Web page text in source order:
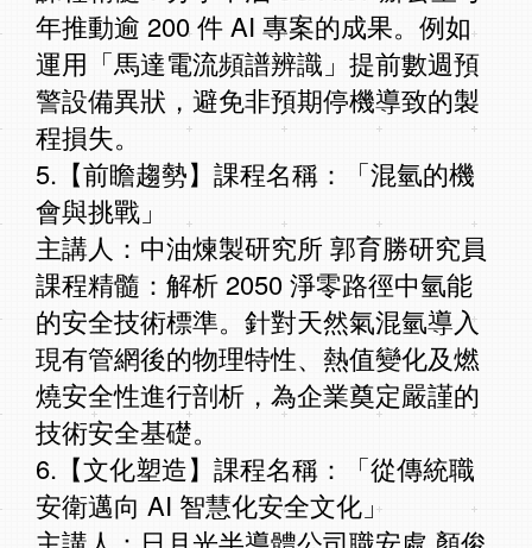
年推動逾 200 件 AI 專案的成果。例如
運用「馬達電流頻譜辨識」提前數週預
警設備異狀，避免非預期停機導致的製
程損失。
5.【前瞻趨勢】課程名稱：「混氫的機
會與挑戰」
主講人：中油煉製研究所 郭育勝研究員
課程精髓：解析 2050 淨零路徑中氫能
的安全技術標準。針對天然氣混氫導入
現有管網後的物理特性、熱值變化及燃
燒安全性進行剖析，為企業奠定嚴謹的
技術安全基礎。
6.【文化塑造】課程名稱：「從傳統職
安衛邁向 AI 智慧化安全文化」